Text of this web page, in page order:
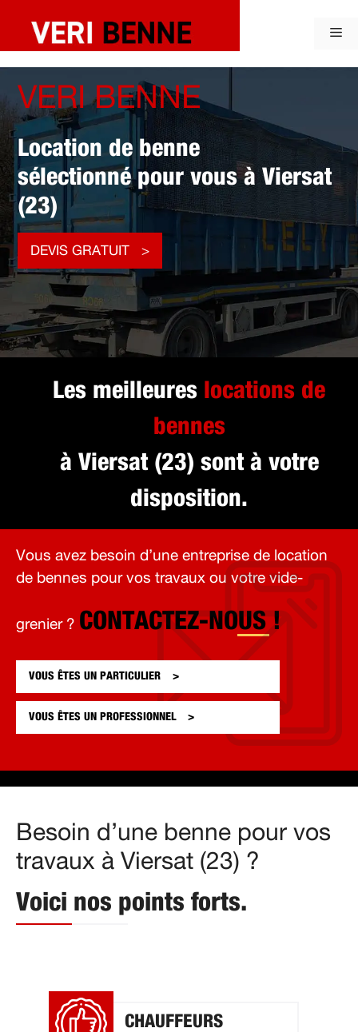
contenu
VERI BENNE
Location de benne
sélectionné pour vous à Viersat
(23)
DEVIS GRATUIT
Les meilleures locations de
bennes
à Viersat (23) sont à votre
disposition.
Vous avez besoin d’une entreprise de location
de bennes pour vos travaux ou votre vide-
grenier ? CONTACTEZ-NOUS !
VOUS ÊTES UN PARTICULIER
VOUS ÊTES UN PROFESSIONNEL
Besoin d’une benne pour vos
travaux à Viersat (23) ?
Voici nos points forts.
CHAUFFEURS